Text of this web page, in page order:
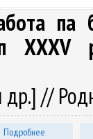
па
ХХХV
др.] //
Подробнее